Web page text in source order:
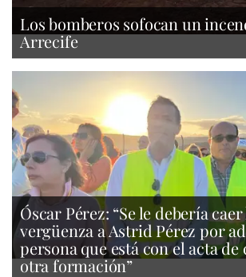
Los bomberos sofocan un
Arrecife
Óscar Pérez: “Se le debería
vergüenza a Astrid Pérez por
persona que está con el acta de
otra formación”